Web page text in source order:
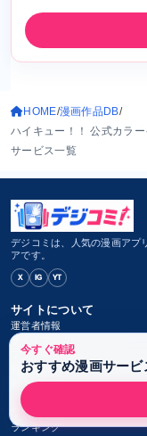
HOME 漫画作品DB
ハイキュー！！ 公式カラ
サービス一覧
今すぐ確認
おすすめ漫画サー
デジコミは、人気の漫画アプ
アです。
X IG YT
サイトについて
運営者情報
サイトマップ
プライバシーポリシー
利用規約
お問い合わせ
サービス
ランキング